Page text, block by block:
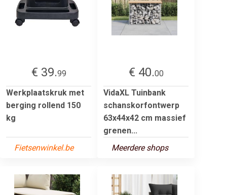
€ 39.99
Werkplaatskruk met
berging rollend 150
kg
Fietsenwinkel.be
€ 40.00
VidaXL Tuinbank
schanskorfontwerp
63x44x42 cm massief
grenen...
Meerdere shops